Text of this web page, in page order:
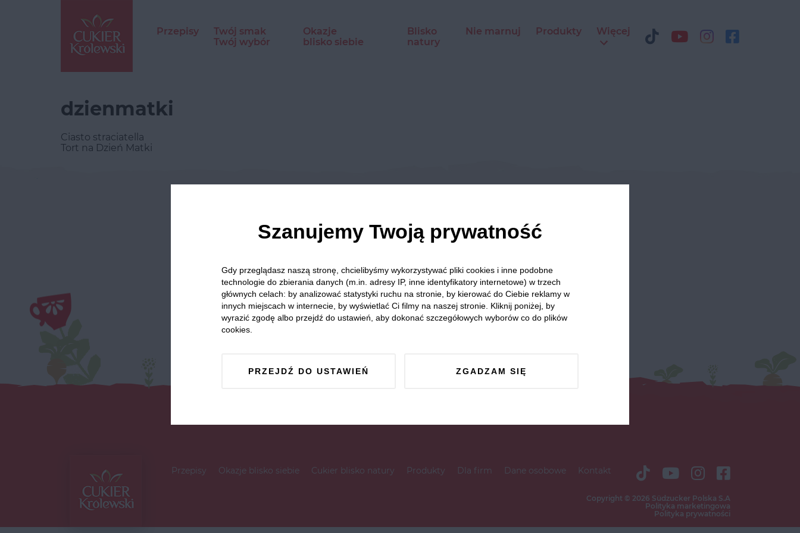
Przepisy
Twój smak
Twój wybór
Okazje
blisko siebie
Blisko
natury
Nie marnuj Produkty Więcej
dzienmatki
Ciasto straciatella
Tort na Dzień Matki
Przepisy Okazje blisko siebie Cukier blisko natury Produkty Dla firm Dane osobowe Kontakt
Copyright © 2026 Südzucker Polska S.A
Polityka marketingowa
Polityka prywatności
Szanujemy Twoją prywatność
Gdy przeglądasz naszą stronę, chcielibyśmy wykorzystywać pliki cookies i inne podobne
technologie do zbierania danych (m.in. adresy IP, inne identyfikatory internetowe) w trzech
głównych celach: by analizować statystyki ruchu na stronie, by kierować do Ciebie reklamy w
innych miejscach w internecie, by wyświetlać Ci filmy na naszej stronie. Kliknij poniżej, by
wyrazić zgodę albo przejdź do ustawień, aby dokonać szczegółowych wyborów co do plików
cookies.
PRZEJDŹ DO USTAWIEŃ ZGADZAM SIĘ